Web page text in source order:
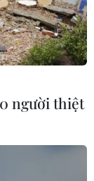
người thiệt